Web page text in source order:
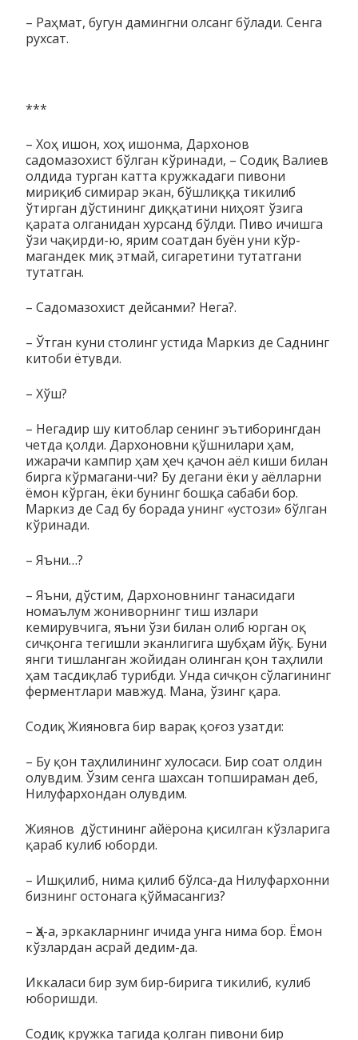
– Раҳмат, бугун дамингни олсанг бўлади. Сенга
рухсат.
***
– Хоҳ ишон, хоҳ ишонма, Дархонов
садомазохист бўлган кў­­ри­нади, – Содиқ Валиев
олдида турган катта кружкадаги пивони
мириқиб симирар экан, бўшлиққа тикилиб
ўтирган дўс­тининг диққатини ниҳоят ўзига
қарата олганидан хурсанд бўлди. Пиво ичишга
ўзи чақирди-ю, ярим соатдан буён уни кўр­
магандек миқ этмай, сигаретини тутатгани
тутатган.
– Садомазохист дейсанми? Нега?.
– Ўтган куни столинг устида Маркиз де Саднинг
китоби ётув­ди.
– Хўш?
– Негадир шу китоблар сенинг эътиборингдан
четда қолди. Дархоновни қўшнилари ҳам,
ижарачи кампир ҳам ҳеч қачон аёл киши билан
бирга кўрмагани-чи? Бу дегани ёки у аёлларни
ёмон кўрган, ёки бунинг бошқа сабаби бор.
Маркиз де Сад бу борада унинг «устози» бўлган
кўринади.
– Яъни…?
– Яъни, дўстим, Дархоновнинг танасидаги
номаълум жони­вор­нинг тиш излари
кемирувчига, яъни ўзи билан олиб юрган оқ
сичқонга тегишли эканлигига шубҳам йўқ. Буни
янги тиш­лан­ган жойидан олинган қон таҳлили
ҳам тасдиқлаб турибди. Унда сичқон сўлагининг
ферментлари мавжуд. Мана, ўзинг қа­ра.
Содиқ Жияновга бир варақ қоғоз узатди:
– Бу қон таҳлилининг хулосаси. Бир соат олдин
олувдим. Ўзим сенга шахсан топшира­ман деб,
Нилуфархондан олувдим.
Жиянов дўстининг айёрона қисилган кўзларига
қараб кулиб юборди.
– Ишқилиб, нима қилиб бўлса-да Нилуфархонни
бизнинг остонага қўймасангиз?
– Ҳа-а, эркакларнинг ичида унга нима бор. Ёмон
кўзлардан асрай дедим-да.
Иккаласи бир зум бир-бирига тикилиб, кулиб
юборишди.
Содиқ кружка тагида қолган пивони бир